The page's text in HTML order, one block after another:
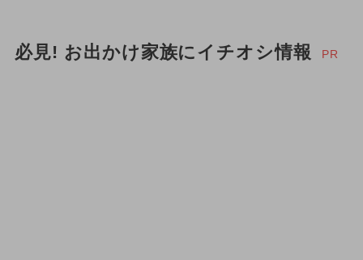
2025年4月のイベント
必見! お出かけ家族にイチオシ情報 PR